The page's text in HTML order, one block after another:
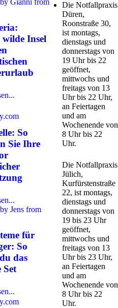
Insel
So
Sie Ihre
für
So
das
Set
Die Notfallpraxis
Düren,
Roonstraße 30,
ist montags,
dienstags und
donnerstags von
19 Uhr bis 22
geöffnet,
mittwochs und
freitags von 13
Uhr bis 22 Uhr,
an Feiertagen
und am
Wochenende von
8 Uhr bis 22
Uhr.
Die Notfallpraxis
Jülich,
Kurfürstenstraße
22, ist montags,
dienstags und
donnerstags von
19 bis 23 Uhr
geöffnet,
mittwochs und
freitags von 13
Uhr bis 23 Uhr,
an Feiertagen
und am
Wochenende von
8 Uhr bis 22
Uhr.